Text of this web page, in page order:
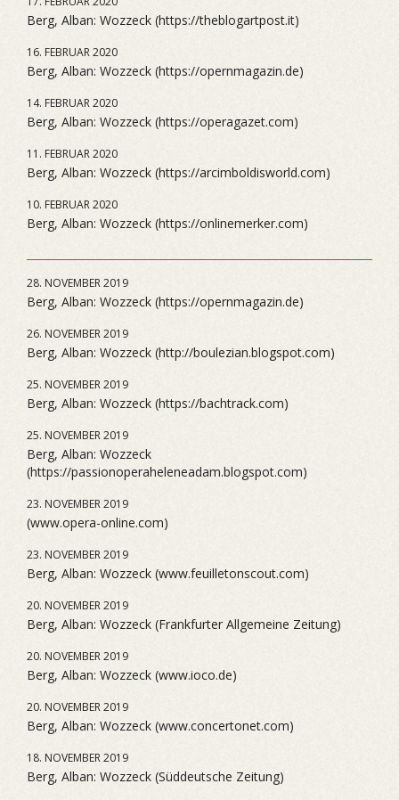
Berg, Alban: Wozzeck (https://theblogartpost.it)
16. FEBRUAR 2020
Berg, Alban: Wozzeck (https://opernmagazin.de)
14. FEBRUAR 2020
Berg, Alban: Wozzeck (https://operagazet.com)
11. FEBRUAR 2020
Berg, Alban: Wozzeck (https://arcimboldisworld.com)
10. FEBRUAR 2020
Berg, Alban: Wozzeck (https://onlinemerker.com)
28. NOVEMBER 2019
Berg, Alban: Wozzeck (https://opernmagazin.de)
26. NOVEMBER 2019
Berg, Alban: Wozzeck (http://boulezian.blogspot.com)
25. NOVEMBER 2019
Berg, Alban: Wozzeck (https://bachtrack.com)
25. NOVEMBER 2019
Berg, Alban: Wozzeck
(https://passionoperaheleneadam.blogspot.com)
23. NOVEMBER 2019
(www.opera-online.com)
23. NOVEMBER 2019
Berg, Alban: Wozzeck (www.feuilletonscout.com)
20. NOVEMBER 2019
Berg, Alban: Wozzeck (Frankfurter Allgemeine Zeitung)
20. NOVEMBER 2019
Berg, Alban: Wozzeck (www.ioco.de)
20. NOVEMBER 2019
Berg, Alban: Wozzeck (www.concertonet.com)
18. NOVEMBER 2019
Berg, Alban: Wozzeck (Süddeutsche Zeitung)